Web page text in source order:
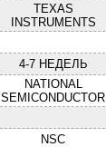
TEXAS
INSTRUMENTS
4-7 НЕДЕЛЬ
NATIONAL
SEMICONDUCTOR
NSC